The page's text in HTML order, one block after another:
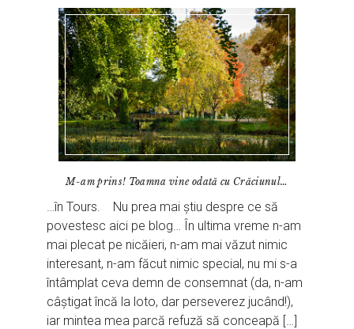
M-am prins! Toamna vine odată cu Crăciunul…
…în Tours. Nu prea mai știu despre ce să
povestesc aici pe blog… În ultima vreme n-am
mai plecat pe nicăieri, n-am mai văzut nimic
interesant, n-am făcut nimic special, nu mi s-a
întâmplat ceva demn de consemnat (da, n-am
câștigat încă la loto, dar perseverez jucând!),
iar mintea mea parcă refuză să conceapă […]